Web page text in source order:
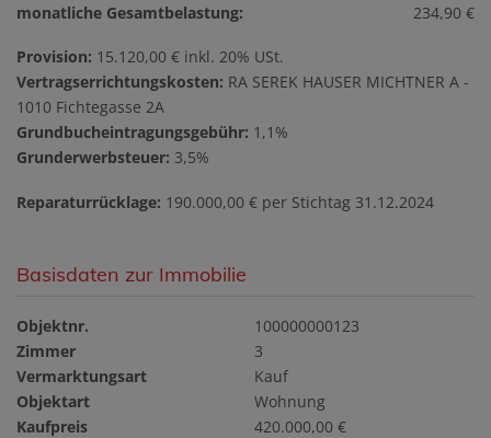
monatliche Gesamtbelastung:
234,90 €
Provision: 15.120,00 € inkl. 20% USt.
Vertragserrichtungskosten: RA SEREK HAUSER MICHTNER A -
1010 Fichtegasse 2A
Grundbucheintragungsgebühr: 1,1%
Grunderwerbsteuer: 3,5%
Reparaturrücklage: 190.000,00 € per Stichtag 31.12.2024
Basisdaten zur Immobilie
Objektnr.
100000000123
Zimmer
3
Vermarktungsart
Kauf
Objektart
Wohnung
Kaufpreis
420.000,00 €